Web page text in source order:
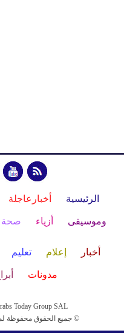
الرئيسية أخبارعاجلة
وموسيقى أزياء صحة
أخبار إعلام تعليم
مدونات
Today Group SAL
جميع الحقوق محفوظة لمجموعة العرب اليوم الاعلامية 2025 ©